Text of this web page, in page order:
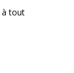
à tout